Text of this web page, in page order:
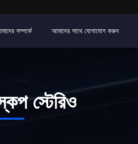
সম্পর্কে আমাদের সাথে যোগাযোগ করুন
স্টেরিও